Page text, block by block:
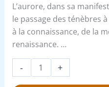
L’aurore, dans sa
le passage des ténèbres
à la connaissance, de la
renaissance. …
- +